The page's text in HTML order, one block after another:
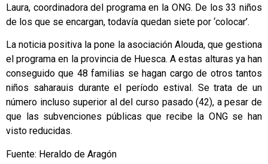
Laura, coordinadora del programa en la ONG. De los 33 niños
de los que se encargan, todavía quedan siete por ‘colocar’.
La noticia positiva la pone la asociación Alouda, que gestiona
el programa en la provincia de Huesca. A estas alturas ya han
conseguido que 48 familias se hagan cargo de otros tantos
niños saharauis durante el período estival. Se trata de un
número incluso superior al del curso pasado (42), a pesar de
que las subvenciones públicas que recibe la ONG se han
visto reducidas.
Fuente: Heraldo de Aragón